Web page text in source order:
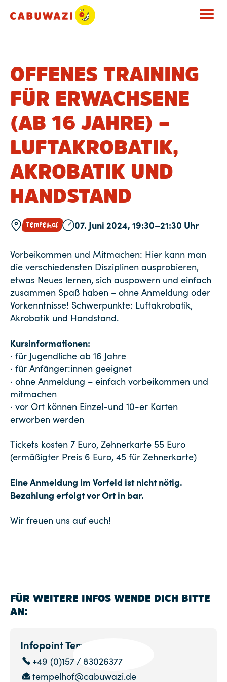
OFFENES TRAINING
FÜR ERWACHSENE
(AB 16 JAHRE) –
LUFTAKROBATIK,
AKROBATIK UND
HANDSTAND
Tempelhof 07. Juni 2024, 19:30–21:30 Uhr
Vorbeikommen und Mitmachen: Hier kann man
die verschiedensten Disziplinen ausprobieren,
etwas Neues lernen, sich auspowern und einfach
zusammen Spaß haben – ohne Anmeldung oder
Vorkenntnisse! Schwerpunkte: Luftakrobatik,
Akrobatik und Handstand.
Kursinformationen:
· für Jugendliche ab 16 Jahre
· für Anfänger:innen geeignet
· ohne Anmeldung – einfach vorbeikommen und
mitmachen
· vor Ort können Einzel-und 10-er Karten
erworben werden
Tickets kosten 7 Euro, Zehnerkarte 55 Euro
(ermäßigter Preis 6 Euro, 45 für Zehnerkarte)
Eine Anmeldung im Vorfeld ist nicht nötig.
Bezahlung erfolgt vor Ort in bar.
Wir freuen uns auf euch!
FÜR WEITERE INFOS WENDE DICH BITTE
AN:
Infopoint Tempelhof
+49 (0)157 / 83026377
tempelhof@cabuwazi.de